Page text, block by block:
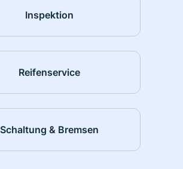
Inspektion
Reifenservice
Schaltung & Bremsen